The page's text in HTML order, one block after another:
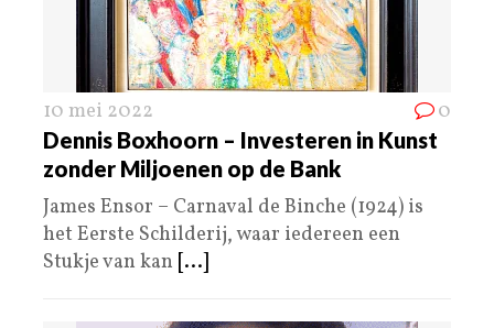
10 mei 2022 0
Dennis Boxhoorn – Investeren in Kunst
zonder Miljoenen op de Bank
James Ensor – Carnaval de Binche (1924) is
het Eerste Schilderij, waar iedereen een
Stukje van kan [...]